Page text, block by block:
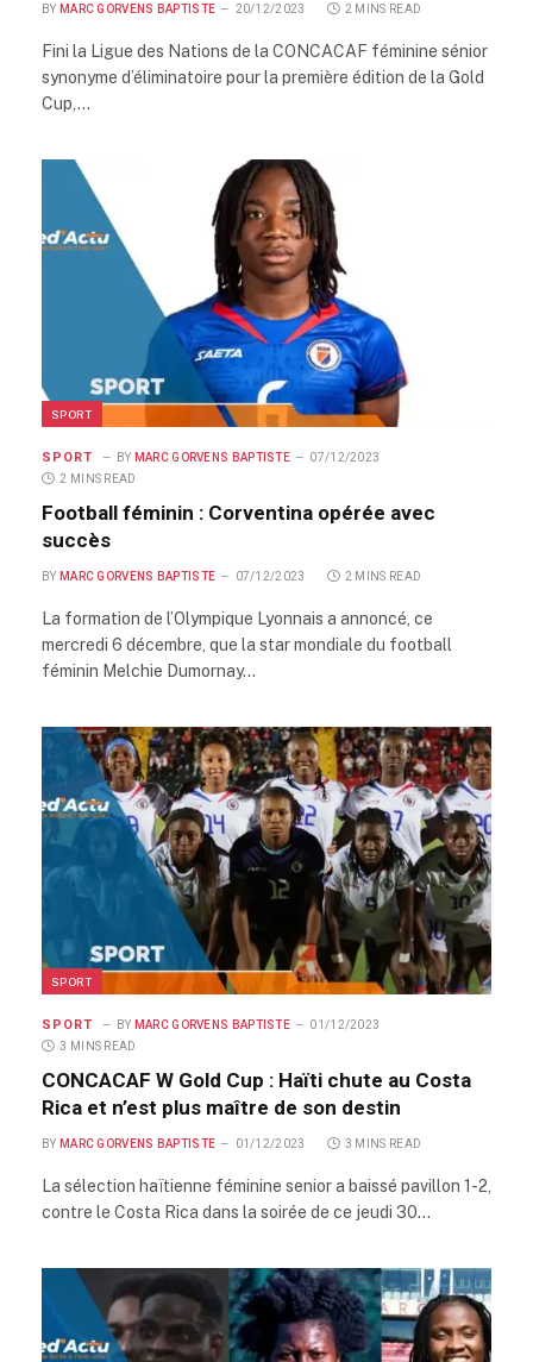
BY MARC GORVENS BAPTISTE 20/12/2023 2 MINS READ
Fini la Ligue des Nations de la CONCACAF féminine sénior
synonyme d’éliminatoire pour la première édition de la Gold
Cup,…
SPORT
SPORT BY MARC GORVENS BAPTISTE
07/12/2023
2 MINS READ
Football féminin : Corventina opérée avec
succès
BY MARC GORVENS BAPTISTE 07/12/2023 2 MINS READ
La formation de l’Olympique Lyonnais a annoncé, ce
mercredi 6 décembre, que la star mondiale du football
féminin Melchie Dumornay…
SPORT
SPORT BY MARC GORVENS BAPTISTE
01/12/2023
3 MINS READ
CONCACAF W Gold Cup : Haïti chute au Costa
Rica et n’est plus maître de son destin
BY MARC GORVENS BAPTISTE 01/12/2023 3 MINS READ
La sélection haïtienne féminine senior a baissé pavillon 1-2,
contre le Costa Rica dans la soirée de ce jeudi 30…